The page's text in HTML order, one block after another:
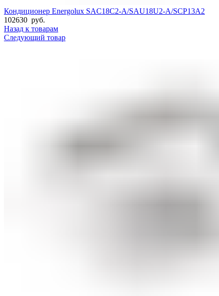
Кондиционер Energolux SAC18C2-A/SAU18U2-A/SCP13A2
102630 руб.
Назад к товарам
Следующий товар